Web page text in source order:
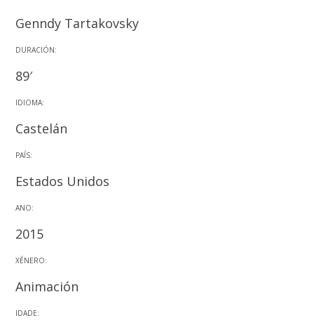
Genndy Tartakovsky
DURACIÓN:
89′
IDIOMA:
Castelán
PAÍS:
Estados Unidos
ANO:
2015
XÉNERO:
Animación
IDADE: